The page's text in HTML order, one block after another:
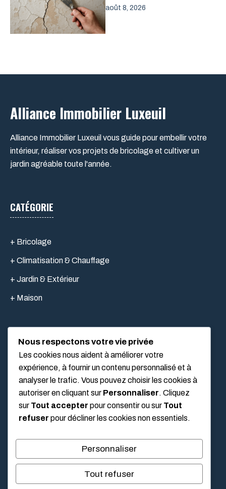
août 8, 2026
Alliance Immobilier Luxeuil
Alliance Immobilier Luxeuil vous guide pour embellir votre
intérieur, réaliser vos projets de bricolage et cultiver un
jardin agréable toute l'année.
CATÉGORIE
+ Bricolage
+ Climatisation & Chauffage
+ Jardin & Extérieur
+ Maison
LIEN UTILES
Mentions légales
Politique de confidentialité
Nous respectons votre vie privée
Les cookies nous aident à améliorer votre
expérience, à fournir un contenu personnalisé et à
analyser le trafic. Vous pouvez choisir les cookies à
autoriser en cliquant sur Personnaliser. Cliquez
sur Tout accepter pour consentir ou sur Tout
refuser pour décliner les cookies non essentiels.
Personnaliser
Tout refuser